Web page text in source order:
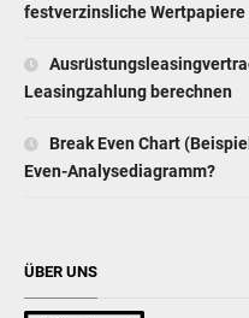
festverzinsliche Wertpapiere
Leasingzahlung berechnen
Break Even Chart
Even-Analysediagramm?
ÜBER UNS